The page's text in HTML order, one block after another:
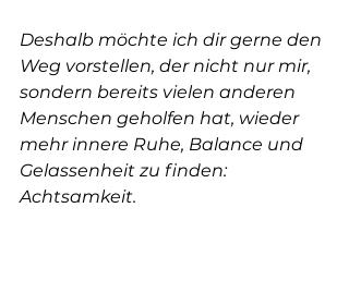
Deshalb möchte ich dir gerne den
Weg vorstellen, der nicht nur mir,
sondern bereits vielen anderen
Menschen geholfen hat, wieder
mehr innere Ruhe, Balance und
Gelassenheit zu finden:
Achtsamkeit.